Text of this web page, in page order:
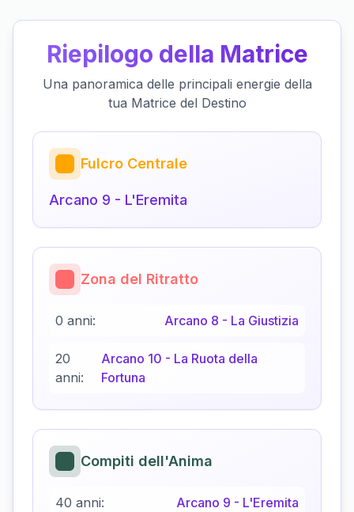
Riepilogo della Matrice
Una panoramica delle principali energie della
tua Matrice del Destino
Fulcro Centrale
Arcano 9 - L'Eremita
Zona del Ritratto
0 anni: Arcano 8 - La Giustizia
20
anni:
Arcano 10 - La Ruota della
Fortuna
Compiti dell'Anima
40 anni: Arcano 9 - L'Eremita